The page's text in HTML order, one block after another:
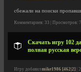
сбежали на поиски
Комментариев: 33 | Просмотров:
Скачать игру 102
полная русская
Игру добавил mike1986 [462|2] |